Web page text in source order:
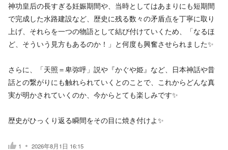
神功皇后の長すぎる妊娠期間や、当時としてはあまりにも短期間
で完成した水路建設など、歴史に残る数々の矛盾点を丁寧に取り
上げ、それらを一つの物語として結び付けていくため、「なるほ
ど、そういう見方もあるのか！」と何度も興奮させられました✨️
さらに、「天照＝卑弥呼」説や『かぐや姫』など、日本神話や昔
話との繋がりにも触れられていくとのことで、これからどんな真
実が明かされていくのか、今からとても楽しみです✨️
歴史がひっくり返る瞬間をその目に焼き付けよ✨️
1 2026年8月1日 16:15